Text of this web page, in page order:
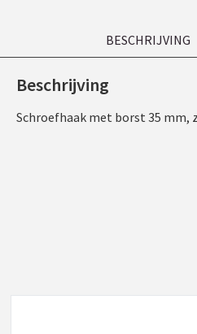
BESCHRIJVING
Beschrijving
Schroefhaak met borst 35 mm,